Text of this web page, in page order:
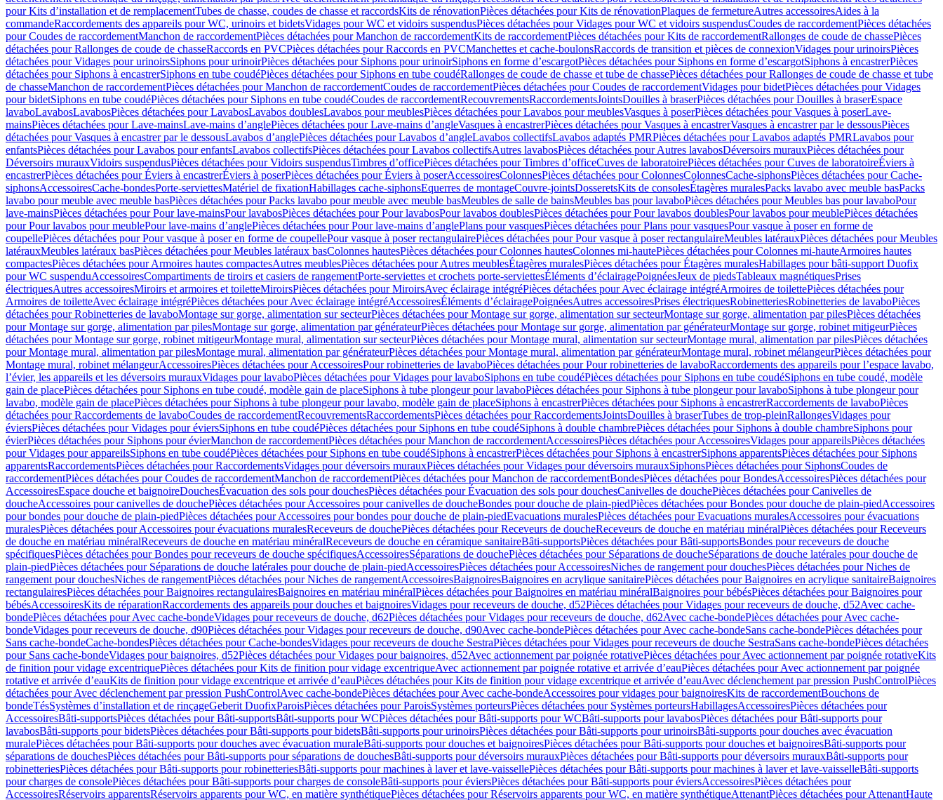
pour Kits d’installation et de remplacementTubes de chasse, coudes de chasse et raccordsKits de rénovationPièces détachées pour Kits de rénovationPlaques de fermetureAutres accessoiresAides à la
commandeRaccordements des appareils pour WC, urinoirs et bidetsVidages pour WC et vidoirs suspendusPièces détachées pour Vidages pour WC et vidoirs suspendusCoudes de raccordementPièces détachées
pour Coudes de raccordementManchon de raccordementPièces détachées pour Manchon de raccordementKits de raccordementPièces détachées pour Kits de raccordementRallonges de coude de chassePièces
détachées pour Rallonges de coude de chasseRaccords en PVCPièces détachées pour Raccords en PVCManchettes et cache-boulonsRaccords de transition et pièces de connexionVidages pour urinoirsPièces
détachées pour Vidages pour urinoirsSiphons pour urinoirPièces détachées pour Siphons pour urinoirSiphons en forme d’escargotPièces détachées pour Siphons en forme d’escargotSiphons à encastrerPièces
détachées pour Siphons à encastrerSiphons en tube coudéPièces détachées pour Siphons en tube coudéRallonges de coude de chasse et tube de chassePièces détachées pour Rallonges de coude de chasse et tube
de chasseManchon de raccordementPièces détachées pour Manchon de raccordementCoudes de raccordementPièces détachées pour Coudes de raccordementVidages pour bidetPièces détachées pour Vidages
pour bidetSiphons en tube coudéPièces détachées pour Siphons en tube coudéCoudes de raccordementRecouvrementsRaccordementsJointsDouilles à braserPièces détachées pour Douilles à braserEspace
lavaboLavabosLavabosPièces détachées pour LavabosLavabos doublesLavabos pour meublesPièces détachées pour Lavabos pour meublesVasques à poserPièces détachées pour Vasques à poserLave-
mainsPièces détachées pour Lave-mainsLave-mains d’anglePièces détachées pour Lave-mains d’angleVasques à encastrerPièces détachées pour Vasques à encastrerVasques à encastrer par le dessousPièces
détachées pour Vasques à encastrer par le dessousLavabos d’anglePièces détachées pour Lavabos d’angleLavabos collectifsLavabos adaptés PMRPièces détachées pour Lavabos adaptés PMRLavabos pour
enfantsPièces détachées pour Lavabos pour enfantsLavabos collectifsPièces détachées pour Lavabos collectifsAutres lavabosPièces détachées pour Autres lavabosDéversoirs murauxPièces détachées pour
Déversoirs murauxVidoirs suspendusPièces détachées pour Vidoirs suspendusTimbres dʼofficePièces détachées pour Timbres dʼofficeCuves de laboratoirePièces détachées pour Cuves de laboratoireÉviers à
encastrerPièces détachées pour Éviers à encastrerÉviers à poserPièces détachées pour Éviers à poserAccessoiresColonnesPièces détachées pour ColonnesColonnesCache-siphonsPièces détachées pour Cache-
siphonsAccessoiresCache-bondesPorte-serviettesMatériel de fixationHabillages cache-siphonsEquerres de montageCouvre-jointsDosseretsKits de consolesÉtagères muralesPacks lavabo avec meuble basPacks
lavabo pour meuble avec meuble basPièces détachées pour Packs lavabo pour meuble avec meuble basMeubles de salle de bainsMeubles bas pour lavaboPièces détachées pour Meubles bas pour lavaboPour
lave-mainsPièces détachées pour Pour lave-mainsPour lavabosPièces détachées pour Pour lavabosPour lavabos doublesPièces détachées pour Pour lavabos doublesPour lavabos pour meublePièces détachées
pour Pour lavabos pour meublePour lave-mains d’anglePièces détachées pour Pour lave-mains d’anglePlans pour vasquesPièces détachées pour Plans pour vasquesPour vasque à poser en forme de
coupellePièces détachées pour Pour vasque à poser en forme de coupellePour vasque à poser rectangulairePièces détachées pour Pour vasque à poser rectangulaireMeubles latérauxPièces détachées pour Meubles
latérauxMeubles latéraux basPièces détachées pour Meubles latéraux basColonnes hautesPièces détachées pour Colonnes hautesColonnes mi-hautePièces détachées pour Colonnes mi-hauteArmoires hautes
compactesPièces détachées pour Armoires hautes compactesAutres meublesPièces détachées pour Autres meublesÉtagères muralesPièces détachées pour Étagères muralesHabillages pour bâti-support Duofix
pour WC suspenduAccessoiresCompartiments de tiroirs et casiers de rangementPorte-serviettes et crochets porte-serviettesÉléments d’éclairagePoignéesJeux de piedsTableaux magnétiquesPrises
électriquesAutres accessoiresMiroirs et armoires et toiletteMiroirsPièces détachées pour MiroirsAvec éclairage intégréPièces détachées pour Avec éclairage intégréArmoires de toilettePièces détachées pour
Armoires de toiletteAvec éclairage intégréPièces détachées pour Avec éclairage intégréAccessoiresÉléments d’éclairagePoignéesAutres accessoiresPrises électriquesRobinetteriesRobinetteries de lavaboPièces
détachées pour Robinetteries de lavaboMontage sur gorge, alimentation sur secteurPièces détachées pour Montage sur gorge, alimentation sur secteurMontage sur gorge, alimentation par pilesPièces détachées
pour Montage sur gorge, alimentation par pilesMontage sur gorge, alimentation par générateurPièces détachées pour Montage sur gorge, alimentation par générateurMontage sur gorge, robinet mitigeurPièces
détachées pour Montage sur gorge, robinet mitigeurMontage mural, alimentation sur secteurPièces détachées pour Montage mural, alimentation sur secteurMontage mural, alimentation par pilesPièces détachées
pour Montage mural, alimentation par pilesMontage mural, alimentation par générateurPièces détachées pour Montage mural, alimentation par générateurMontage mural, robinet mélangeurPièces détachées pour
Montage mural, robinet mélangeurAccessoiresPièces détachées pour AccessoiresPour robinetteries de lavaboPièces détachées pour Pour robinetteries de lavaboRaccordements des appareils pour l’espace lavabo,
l’évier, les appareils et les déversoirs murauxVidages pour lavaboPièces détachées pour Vidages pour lavaboSiphons en tube coudéPièces détachées pour Siphons en tube coudéSiphons en tube coudé, modèle
gain de placePièces détachées pour Siphons en tube coudé, modèle gain de placeSiphons à tube plongeur pour lavaboPièces détachées pour Siphons à tube plongeur pour lavaboSiphons à tube plongeur pour
lavabo, modèle gain de placePièces détachées pour Siphons à tube plongeur pour lavabo, modèle gain de placeSiphons à encastrerPièces détachées pour Siphons à encastrerRaccordements de lavaboPièces
détachées pour Raccordements de lavaboCoudes de raccordementRecouvrementsRaccordementsPièces détachées pour RaccordementsJointsDouilles à braserTubes de trop-pleinRallongesVidages pour
éviersPièces détachées pour Vidages pour éviersSiphons en tube coudéPièces détachées pour Siphons en tube coudéSiphons à double chambrePièces détachées pour Siphons à double chambreSiphons pour
évierPièces détachées pour Siphons pour évierManchon de raccordementPièces détachées pour Manchon de raccordementAccessoiresPièces détachées pour AccessoiresVidages pour appareilsPièces détachées
pour Vidages pour appareilsSiphons en tube coudéPièces détachées pour Siphons en tube coudéSiphons à encastrerPièces détachées pour Siphons à encastrerSiphons apparentsPièces détachées pour Siphons
apparentsRaccordementsPièces détachées pour RaccordementsVidages pour déversoirs murauxPièces détachées pour Vidages pour déversoirs murauxSiphonsPièces détachées pour SiphonsCoudes de
raccordementPièces détachées pour Coudes de raccordementManchon de raccordementPièces détachées pour Manchon de raccordementBondesPièces détachées pour BondesAccessoiresPièces détachées pour
AccessoiresEspace douche et baignoireDouchesÉvacuation des sols pour douchesPièces détachées pour Évacuation des sols pour douchesCanivelles de douchePièces détachées pour Canivelles de
doucheAccessoires pour canivelles de douchePièces détachées pour Accessoires pour canivelles de doucheBondes pour douche de plain-piedPièces détachées pour Bondes pour douche de plain-piedAccessoires
pour bondes pour douche de plain-piedPièces détachées pour Accessoires pour bondes pour douche de plain-piedEvacuations muralesPièces détachées pour Evacuations muralesAccessoires pour évacuations
muralesPièces détachées pour Accessoires pour évacuations muralesReceveurs de douchePièces détachées pour Receveurs de doucheReceveurs de douche en matériau minéralPièces détachées pour Receveurs
de douche en matériau minéralReceveurs de douche en matériau minéralReceveurs de douche en céramique sanitaireBâti-supportsPièces détachées pour Bâti-supportsBondes pour receveurs de douche
spécifiquesPièces détachées pour Bondes pour receveurs de douche spécifiquesAccessoiresSéparations de douchePièces détachées pour Séparations de doucheSéparations de douche latérales pour douche de
plain-piedPièces détachées pour Séparations de douche latérales pour douche de plain-piedAccessoiresPièces détachées pour AccessoiresNiches de rangement pour douchesPièces détachées pour Niches de
rangement pour douchesNiches de rangementPièces détachées pour Niches de rangementAccessoiresBaignoiresBaignoires en acrylique sanitairePièces détachées pour Baignoires en acrylique sanitaireBaignoires
rectangulairesPièces détachées pour Baignoires rectangulairesBaignoires en matériau minéralPièces détachées pour Baignoires en matériau minéralBaignoires pour bébésPièces détachées pour Baignoires pour
bébésAccessoiresKits de réparationRaccordements des appareils pour douches et baignoiresVidages pour receveurs de douche, d52Pièces détachées pour Vidages pour receveurs de douche, d52Avec cache-
bondePièces détachées pour Avec cache-bondeVidages pour receveurs de douche, d62Pièces détachées pour Vidages pour receveurs de douche, d62Avec cache-bondePièces détachées pour Avec cache-
bondeVidages pour receveurs de douche, d90Pièces détachées pour Vidages pour receveurs de douche, d90Avec cache-bondePièces détachées pour Avec cache-bondeSans cache-bondePièces détachées pour
Sans cache-bondeCache-bondesPièces détachées pour Cache-bondesVidages pour receveurs de douche SestraPièces détachées pour Vidages pour receveurs de douche SestraSans cache-bondePièces détachées
pour Sans cache-bondeVidages pour baignoires, d52Pièces détachées pour Vidages pour baignoires, d52Avec actionnement par poignée rotativePièces détachées pour Avec actionnement par poignée rotativeKits
de finition pour vidage excentriquePièces détachées pour Kits de finition pour vidage excentriqueAvec actionnement par poignée rotative et arrivée d’eauPièces détachées pour Avec actionnement par poignée
rotative et arrivée d’eauKits de finition pour vidage excentrique et arrivée d’eauPièces détachées pour Kits de finition pour vidage excentrique et arrivée d’eauAvec déclenchement par pression PushControlPièces
détachées pour Avec déclenchement par pression PushControlAvec cache-bondePièces détachées pour Avec cache-bondeAccessoires pour vidages pour baignoiresKits de raccordementBouchons de
bondeTésSystèmes d’installation et de rinçageGeberit DuofixParoisPièces détachées pour ParoisSystèmes porteursPièces détachées pour Systèmes porteursHabillagesAccessoiresPièces détachées pour
AccessoiresBâti-supportsPièces détachées pour Bâti-supportsBâti-supports pour WCPièces détachées pour Bâti-supports pour WCBâti-supports pour lavabosPièces détachées pour Bâti-supports pour
lavabosBâti-supports pour bidetsPièces détachées pour Bâti-supports pour bidetsBâti-supports pour urinoirsPièces détachées pour Bâti-supports pour urinoirsBâti-supports pour douches avec évacuation
muralePièces détachées pour Bâti-supports pour douches avec évacuation muraleBâti-supports pour douches et baignoiresPièces détachées pour Bâti-supports pour douches et baignoiresBâti-supports pour
séparations de douchesPièces détachées pour Bâti-supports pour séparations de douchesBâti-supports pour déversoirs murauxPièces détachées pour Bâti-supports pour déversoirs murauxBâti-supports pour
robinetteriesPièces détachées pour Bâti-supports pour robinetteriesBâti-supports pour machines à laver et lave-vaissellePièces détachées pour Bâti-supports pour machines à laver et lave-vaisselleBâti-supports
pour charges de consolePièces détachées pour Bâti-supports pour charges de consoleBâti-supports pour éviersPièces détachées pour Bâti-supports pour éviersAccessoiresPièces détachées pour
AccessoiresRéservoirs apparentsRéservoirs apparents pour WC, en matière synthétiquePièces détachées pour Réservoirs apparents pour WC, en matière synthétiqueAttenantPièces détachées pour AttenantHaute